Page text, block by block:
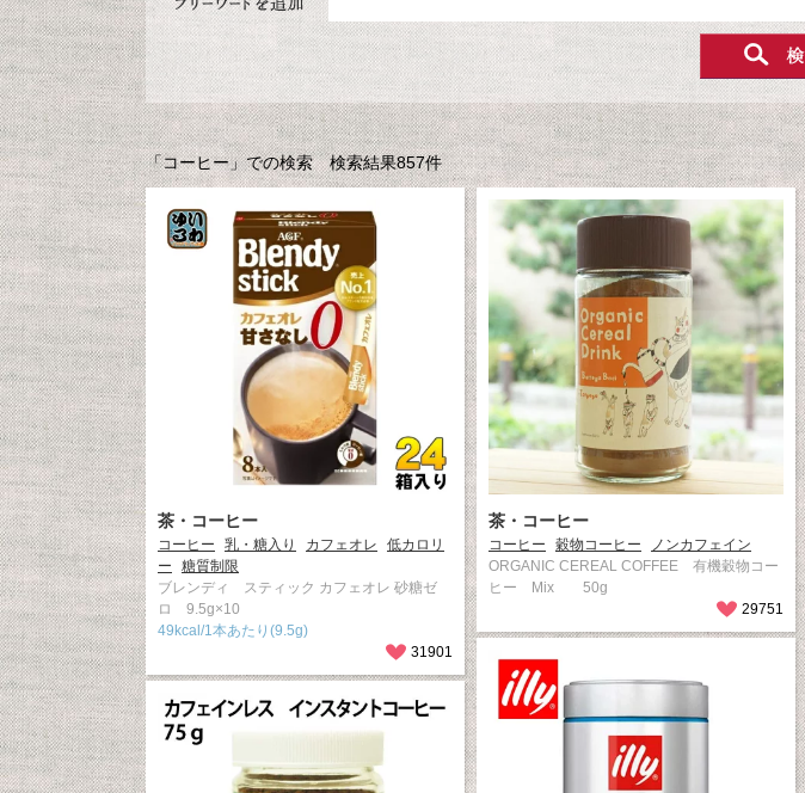
「コーヒー」での検索 検索結果857件
茶・コーヒー
コーヒー 乳・糖入り カフェオレ
低カロリ
ー
糖質制限
ブレンディ スティック カフェオレ 砂糖ゼ
ロ 9.5g×10
49kcal/1本あたり(9.5g)
31901
茶・コーヒー
コーヒー 穀物コーヒー
ノンカフェイン
ORGANIC CEREAL COFFEE 有機穀物コー
ヒー Mix 50g
29751